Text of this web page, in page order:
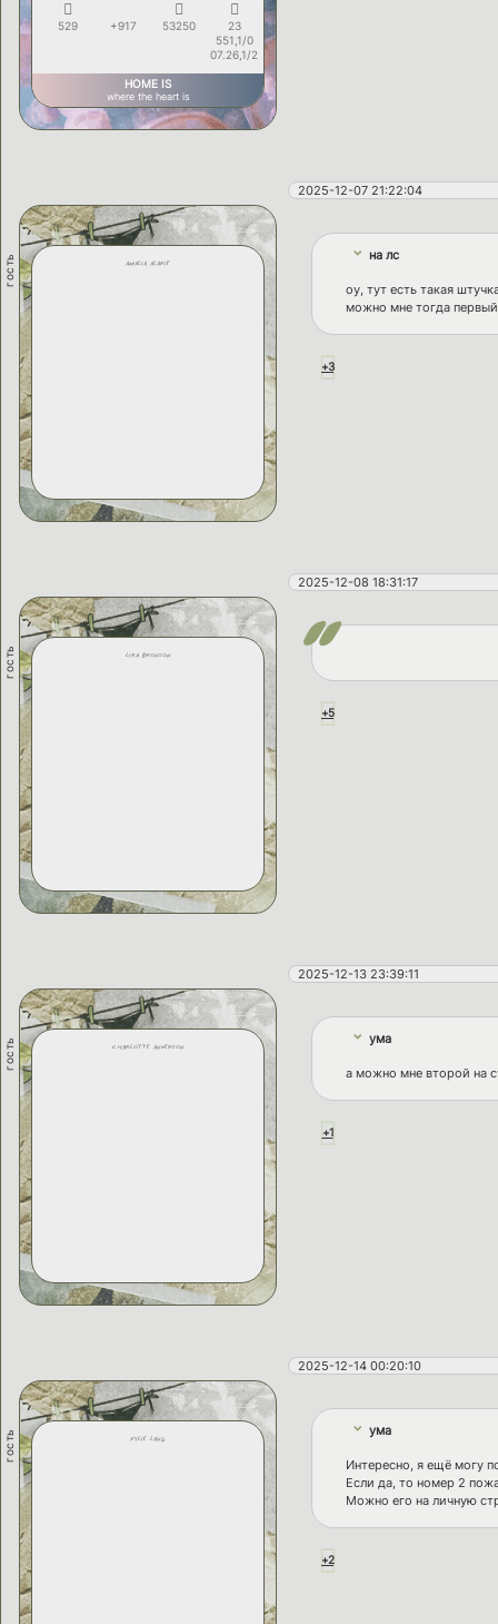
529 +917 53250
23
551,1/0
07.26,1/2
HOME IS
where the heart is
2025-12-07 21:22:04
гость amalia alarie на лс
оу, тут есть такая
можно мне тогда первый
+3
2025-12-08 18:31:17
гость lira bronson
+5
2025-12-13 23:39:11
гость charlotte anderson ума
а можно мне второй на
+1
2025-12-14 00:20:10
гость kylie lang ума
Интересно, я ещё могу
Если да, то номер 2
Можно его на личную
+2